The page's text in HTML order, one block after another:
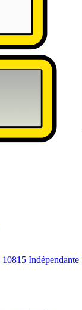
10815 Indépendante